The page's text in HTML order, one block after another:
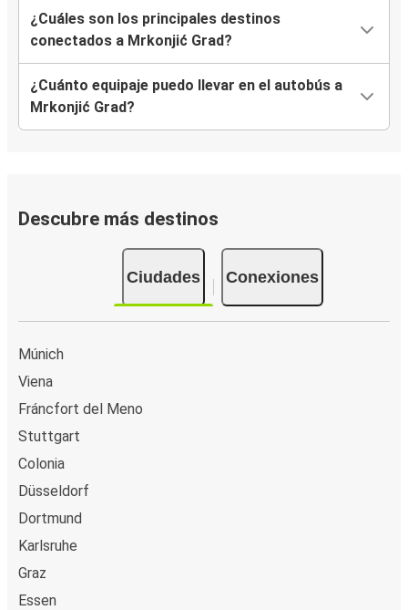
¿Cuáles son los principales destinos
conectados a Mrkonjić Grad?
¿Cuánto equipaje puedo llevar en el autobús a
Mrkonjić Grad?
Descubre más destinos
Ciudades Conexiones
Múnich
Viena
Fráncfort del Meno
Stuttgart
Colonia
Düsseldorf
Dortmund
Karlsruhe
Graz
Essen